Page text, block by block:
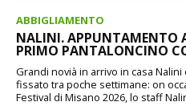
ABBIGLIAMENTO
NALINI. APPUNTAMENTO
PRIMO PANTALONCINO
Grandi novià in arrivo in casa
fissato tra poche settimane: on
Festival di Misano 2026, lo staff